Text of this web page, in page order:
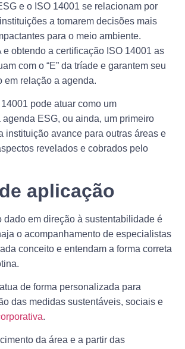
e o ISO 14001 se relacionam por
a tomarem decisões mais
para o meio ambiente.
e obtendo a certificação ISO 14001 as
com o “E” da tríade e garantem seu
em relação a agenda.
pode atuar como um
ESG, ou ainda, um primeiro
instituição avance para outras áreas e
revelados e cobrados pelo
aplicação
dado em direção à sustentabilidade é
o acompanhamento de especialistas
conceito e entendam a forma correta
de forma personalizada para
das medidas sustentáveis, sociais e
.
da área e a partir das